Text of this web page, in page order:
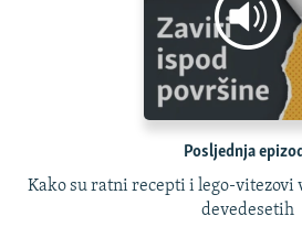
Posljednja
Kako su ratni recepti i lego-vitezovi
devedesetih